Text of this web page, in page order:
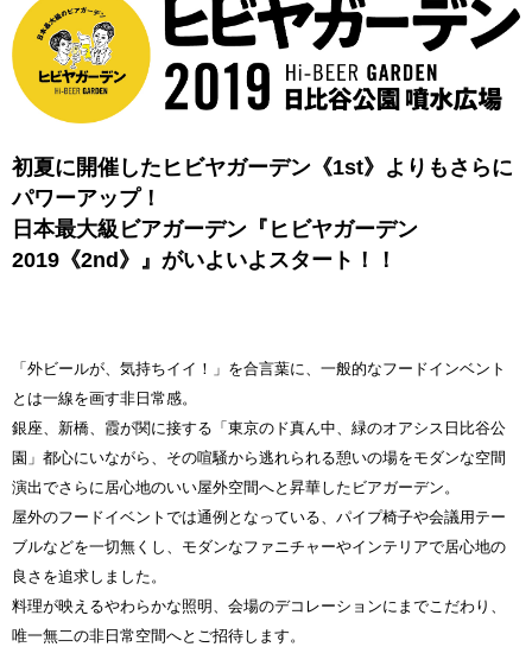
初夏に開催したヒビヤガーデン《1st》よりもさらに
パワーアップ！
日本最大級ビアガーデン『ヒビヤガーデン
2019《2nd》』がいよいよスタート！！
「外ビールが、気持ちイイ！」を合言葉に、一般的なフードインベント
とは一線を画す非日常感。
銀座、新橋、霞が関に接する「東京のド真ん中、緑のオアシス日比谷公
園」都心にいながら、その喧騒から逃れられる憩いの場をモダンな空間
演出でさらに居心地のいい屋外空間へと昇華したビアガーデン。
屋外のフードイベントでは通例となっている、パイプ椅子や会議用テー
ブルなどを一切無くし、モダンなファニチャーやインテリアで居心地の
良さを追求しました。
料理が映えるやわらかな照明、会場のデコレーションにまでこだわり、
唯一無二の非日常空間へとご招待します。